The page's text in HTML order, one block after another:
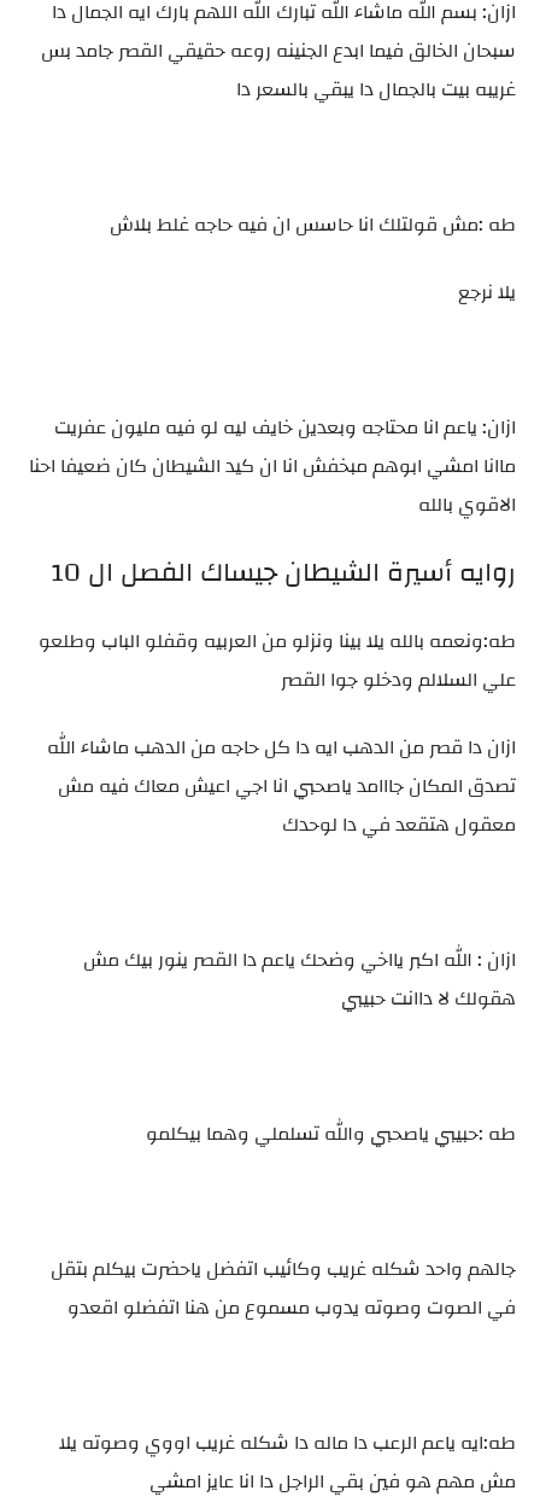
ازان: بسم الله ماشاء الله تبارك الله اللهم بارك ايه الجمال دا
سبحان الخالق فيما ابدع الجنينه روعه حقيقي القصر جامد بس
غريبه بيت بالجمال دا يبقي بالسعر دا
طه :مش قولتلك انا حاسس ان فيه حاجه غلط بلاش
يلا نرجع
ازان: ياعم انا محتاجه وبعدين خايف ليه لو فيه مليون عفريت
ماانا امشي ابوهم مبخفش انا ان كيد الشيطان كان ضعيفا احنا
الاقوي بالله
روايه أسيرة الشيطان جيساك الفصل ال 10
طه:ونعمه بالله يلا بينا ونزلو من العربيه وقفلو الباب وطلعو
علي السلالم ودخلو جوا القصر
ازان دا قصر من الدهب ايه دا كل حاجه من الدهب ماشاء الله
تصدق المكان جااامد ياصحبي انا اجي اعيش معاك فيه مش
معقول هتقعد في دا لوحدك
ازان : الله اكبر يااخي وضحك ياعم دا القصر ينور بيك مش
هقولك لا داانت حبيبي
طه :حبيبي ياصحبي والله تسلملي وهما بيكلمو
جالهم واحد شكله غريب وكائيب اتفضل ياحضرت بيكلم بتقل
في الصوت وصوته يدوب مسموع من هنا اتفضلو اقعدو
طه:ايه ياعم الرعب دا ماله دا شكله غريب اووي وصوته يلا
مش مهم هو فين بقي الراجل دا انا عايز امشي